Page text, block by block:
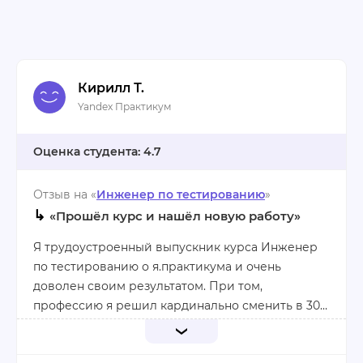
Кирилл Т.
Yandex Практикум
4.7
Отзыв на «Инженер по тестированию»
↳ «Прошёл курс и нашёл новую работу»
Я трудоустроенный выпускник курса Инженер
по тестированию о я.практикума и очень
доволен своим результатом. При том,
профессию я решил кардинально сменить в 30 с
небольшим лет. Ранее в сфере IT я никогда не